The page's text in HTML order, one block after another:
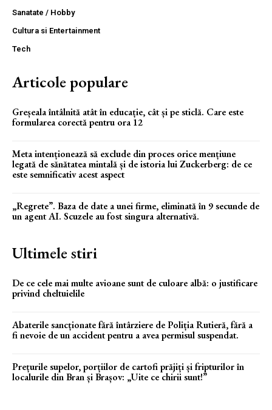
Sanatate / Hobby
Cultura si Entertainment
Tech
Articole populare
Greșeala întâlnită atât în educație, cât și pe sticlă. Care este
formularea corectă pentru ora 12
Meta intenționează să exclude din proces orice mențiune
legată de sănătatea mintală și de istoria lui Zuckerberg: de ce
este semnificativ acest aspect
„Regrete”. Baza de date a unei firme, eliminată în 9 secunde de
un agent AI. Scuzele au fost singura alternativă.
Ultimele stiri
De ce cele mai multe avioane sunt de culoare albă: o justificare
privind cheltuielile
Abaterile sancționate fără întârziere de Poliția Rutieră, fără a
fi nevoie de un accident pentru a avea permisul suspendat.
Prețurile supelor, porțiilor de cartofi prăjiți și fripturilor în
localurile din Bran și Brașov: „Uite ce chirii sunt!”